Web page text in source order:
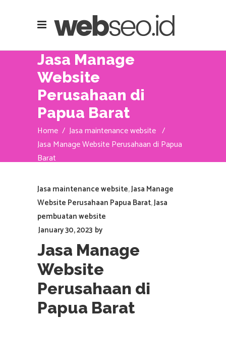
Jasa Manage
Website
Perusahaan di
Papua Barat
Home / Jasa maintenance website /
Jasa Manage Website Perusahaan di Papua
Barat
Jasa maintenance website,Jasa Manage
Website Perusahaan Papua Barat,Jasa
pembuatan website
January 30, 2023 by
Jasa Manage
Website
Perusahaan di
Papua Barat